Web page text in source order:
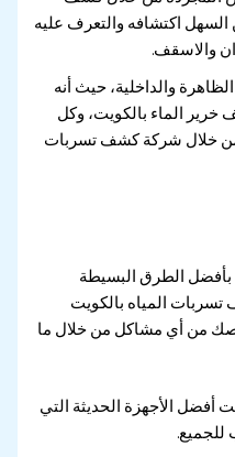
السهل اكتشافه والتعرف عليه
والاسقف.
والداخلية، حيث أنه
الماء بالكويت، وكل
من خلال شركة كشف تسربات
الطرق البسيطة
المياه بالكويت
من أي مشاكل من خلال ما
أفضل الأجهزة الحديثة التي